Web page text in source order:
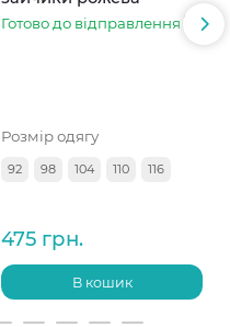
Готово до відправлення
Розмір одягу
92 98 104 110 116
475 грн.
В кошик